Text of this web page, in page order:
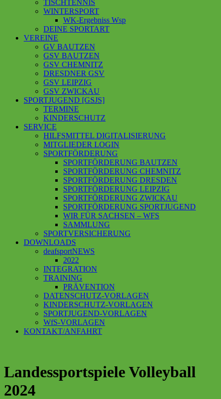
TISCHTENNIS
WINTERSPORT
WK-Ergebniss Wsp
DEINE SPORTART
VEREINE
GV BAUTZEN
GSV BAUTZEN
GSV CHEMNITZ
DRESDNER GSV
GSV LEIPZIG
GSV ZWICKAU
SPORTJUGEND [GSJS]
TERMINE
KINDERSCHUTZ
SERVICE
HILFSMITTEL DIGITALISIERUNG
MITGLIEDER LOGIN
SPORTFÖRDERUNG
SPORTFÖRDERUNG BAUTZEN
SPORTFÖRDERUNG CHEMNITZ
SPORTFÖRDERUNG DRESDEN
SPORTFÖRDERUNG LEIPZIG
SPORTFÖRDERUNG ZWICKAU
SPORTFÖRDERUNG SPORTJUGEND
WIR FÜR SACHSEN – WFS
SAMMLUNG
SPORTVERSICHERUNG
DOWNLOADS
deafsportNEWS
2022
INTEGRATION
TRAINING
PRÄVENTION
DATENSCHUTZ-VORLAGEN
KINDERSCHUTZ-VORLAGEN
SPORTJUGEND-VORLAGEN
WfS-VORLAGEN
KONTAKT/ANFAHRT
Landessportspiele Volleyball
2024